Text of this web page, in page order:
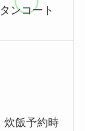
タンコート
炊飯予約時